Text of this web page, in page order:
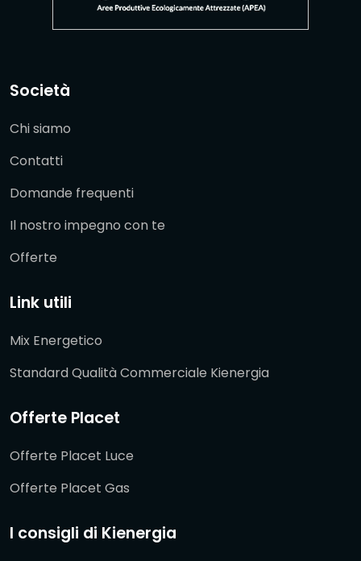
Società
Chi siamo
Contatti
Domande frequenti
Il nostro impegno con te
Offerte
Link utili
Mix Energetico
Standard Qualità Commerciale Kienergia
Offerte Placet
Offerte Placet Luce
Offerte Placet Gas
I consigli di Kienergia